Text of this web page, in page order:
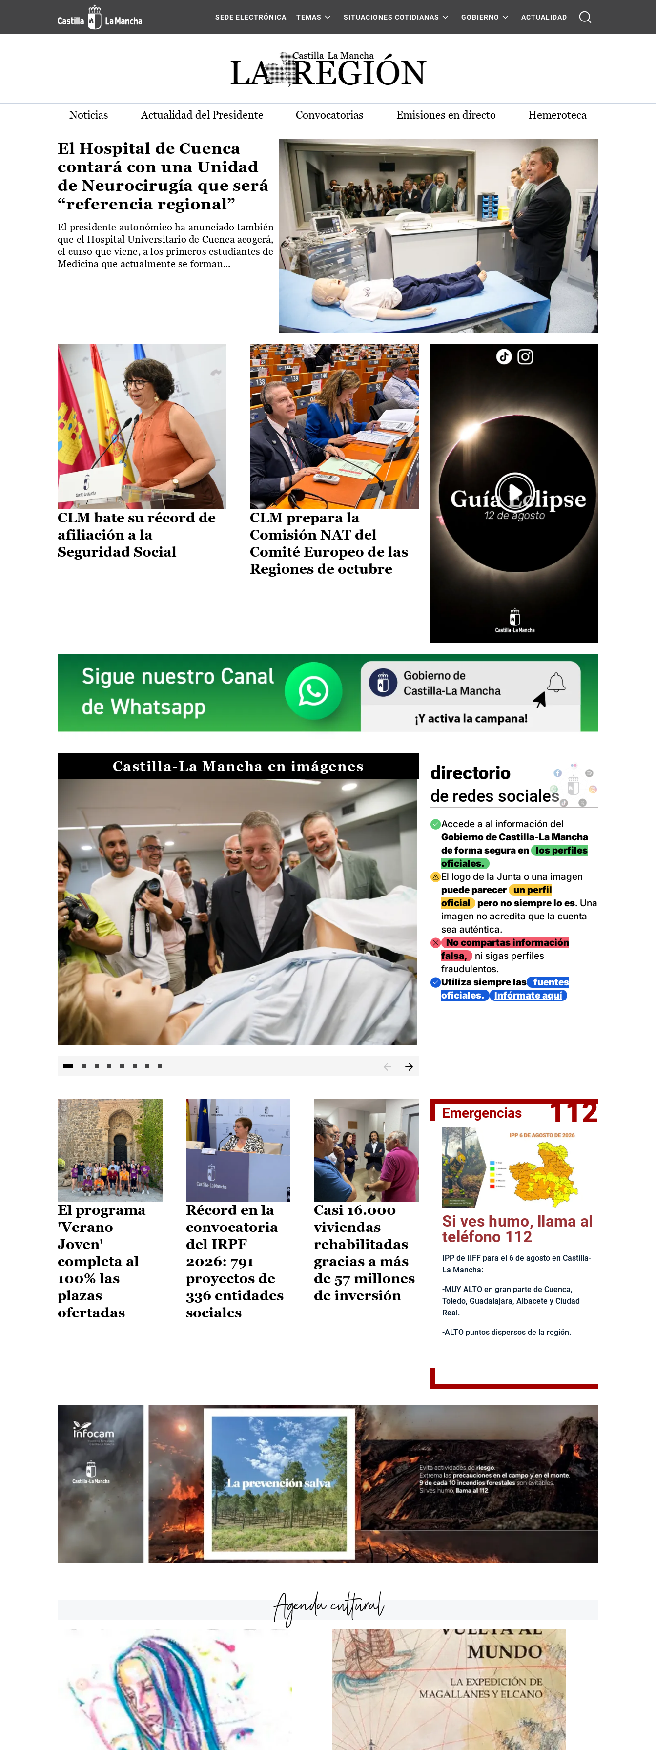
Pasar al contenido principal
Actualidad de la región de Castilla-La Mancha
SEDE ELECTRÓNICA TEMAS SITUACIONES COTIDIANAS GOBIERNO ACTUALIDAD
Noticias Actualidad del Presidente Convocatorias Emisiones en directo Hemeroteca
El Hospital de Cuenca
contará con una Unidad
de Neurocirugía que será
“referencia regional”
El presidente autonómico ha anunciado también
que el Hospital Universitario de Cuenca acogerá,
el curso que viene, a los primeros estudiantes de
Medicina que actualmente se forman...
CLM bate su récord de
afiliación a la
Seguridad Social
CLM prepara la
Comisión NAT del
Comité Europeo de las
Regiones de octubre
Castilla-La Mancha en imágenes
El jefe del Ejecutivo castellanomanchego, Emiliano García-
directorio
de redes sociales
Imagen
Accede a al información del
Gobierno de Castilla-La Mancha
de forma segura en
los perfiles
oficiales.
Imagen
El logo de la Junta o una imagen
puede parecer
un perfil
oficial
pero no siempre lo es. Una
imagen no acredita que la cuenta
sea auténtica.
ImagenNo compartas información
falsa,
ni sigas perfiles
fraudulentos.
Imagen
Utiliza siempre las
fuentes
oficiales.
Infórmate aquí
El programa
'Verano
Joven'
completa al
100% las
plazas
ofertadas
Récord en la
convocatoria
del IRPF
2026: 791
proyectos de
336 entidades
sociales
Casi 16.000
viviendas
rehabilitadas
gracias a más
de 57 millones
de inversión
Emergencias 112
Si ves humo, llama al
teléfono 112
IPP de IIFF para el 6 de agosto en Castilla-
La Mancha:
-MUY ALTO en gran parte de Cuenca,
Toledo, Guadalajara, Albacete y Ciudad
Real.
-ALTO puntos dispersos de la región.
Agenda cultural